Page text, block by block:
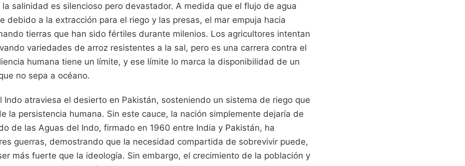
la salinidad es silencioso pero devastador. A medida que el flujo de agua
debido a la extracción para el riego y las presas, el mar empuja hacia
tierras que han sido fértiles durante milenios. Los agricultores intentan
variedades de arroz resistentes a la sal, pero es una carrera contra el
humana tiene un límite, y ese límite lo marca la disponibilidad de un
no sepa a océano.
Indo atraviesa el desierto en Pakistán, sosteniendo un sistema de riego que
la persistencia humana. Sin este cauce, la nación simplemente dejaría de
de las Aguas del Indo, firmado en 1960 entre India y Pakistán, ha
guerras, demostrando que la necesidad compartida de sobrevivir puede,
más fuerte que la ideología. Sin embargo, el crecimiento de la población y